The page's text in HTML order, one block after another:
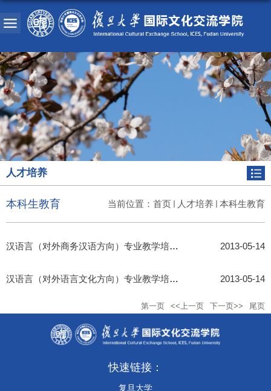
人才培养
当前位置： 首页 人才培养 本科生教育
本科生教育
汉语言（对外商务汉语方向）专业教学培养方案 2013-05-14
汉语言（对外语言文化方向）专业教学培养方案 2013-05-14
第一页 <<上一页 下一页>> 尾页
快速链接：
复旦大学